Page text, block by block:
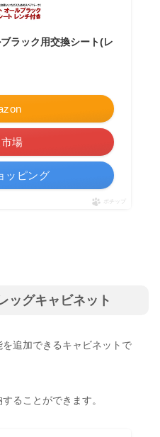
ラック用交換シート(レ
場
ッピング
ポチップ
ッグキャビネット
追加できるキャビネットで
ることができます。